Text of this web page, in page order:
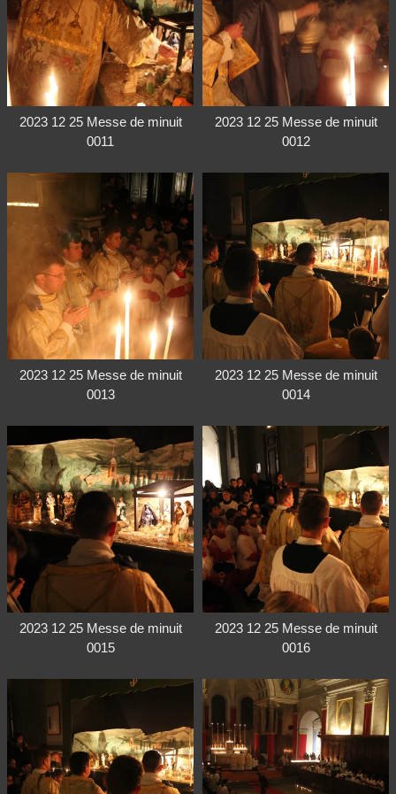
2023 12 25 Messe de minuit
0011
2023 12 25 Messe de minuit
0012
2023 12 25 Messe de minuit
0013
2023 12 25 Messe de minuit
0014
2023 12 25 Messe de minuit
0015
2023 12 25 Messe de minuit
0016